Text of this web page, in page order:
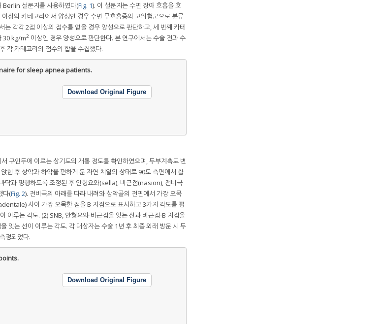
Berlin 설문지를 사용하였다(Fig. 1). 이 설문지는 수면 장애 호흡을 호
상의 카테고리에서 양성인 경우 수면 무호흡증의 고위험군으로 분류
각각 2점 이상의 점수를 얻을 경우 양성으로 판단하고, 세 번째 카테
30 kg/m2 이상인 경우 양성으로 판단한다. 본 연구에서는 수술 전과 수
각 카테고리의 점수의 합을 수집했다.
for sleep apnea patients.
Download Original Figure
구인두에 이르는 상기도의 개통 정도를 확인하였으며, 두부계측도 변
힌 후 상악과 하악을 편하게 둔 자연 치열의 상태로 90도 측면에서 촬
과 평행하도록 조정된 후 안형요와(sella), 비근점(nasion), 전비극
다(Fig. 2). 전비극의 아래를 따라 내려와 상악골의 전면에서 가장 오목
사이 가장 오목한 점을 B 지점으로 표시하고 3가지 각도를 평
이루는 각도. (2) SNB, 안형요와-비근점을 잇는 선과 비근점-B 지점을
잇는 선이 이루는 각도. 각 대상자는 수술 1년 후 최종 외래 방문 시 두
정되었다.
Download Original Figure